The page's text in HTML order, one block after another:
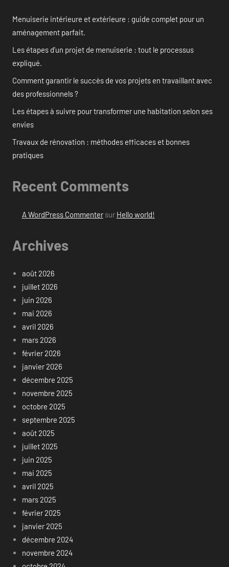
Menuiserie intérieure et extérieure : guide complet pour un
aménagement parfait.
Les étapes d’un projet de menuiserie : tout le processus
expliqué.
Comment garantir le succès de vos projets en travaillant avec
des professionnels ?
Les étapes à suivre pour transformer une habitation selon ses
envies
Travaux de rénovation : méthodes efficaces et bonnes
pratiques
Recent Comments
A WordPress Commentersur Hello world!
Archives
août 2026
juillet 2026
juin 2026
mai 2026
avril 2026
mars 2026
février 2026
janvier 2026
décembre 2025
novembre 2025
octobre 2025
septembre 2025
août 2025
juillet 2025
juin 2025
mai 2025
avril 2025
mars 2025
février 2025
janvier 2025
décembre 2024
novembre 2024